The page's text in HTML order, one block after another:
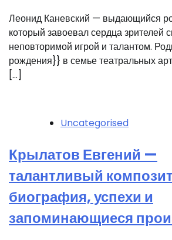
Леонид Каневский — выдающийся
который завоевал сердца зрителей
неповторимой игрой и талантом.
рождения}} в семье театральных
[…]
Uncategorised
Крылатов Евгений —
талантливый
биография, успехи и
запоминающиеся